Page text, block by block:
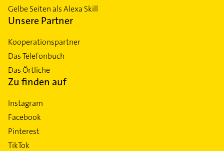
Gelbe Seiten als Alexa Skill
Unsere Partner
Kooperationspartner
Das Telefonbuch
Das Örtliche
Zu finden auf
Instagram
Facebook
Pinterest
TikTok